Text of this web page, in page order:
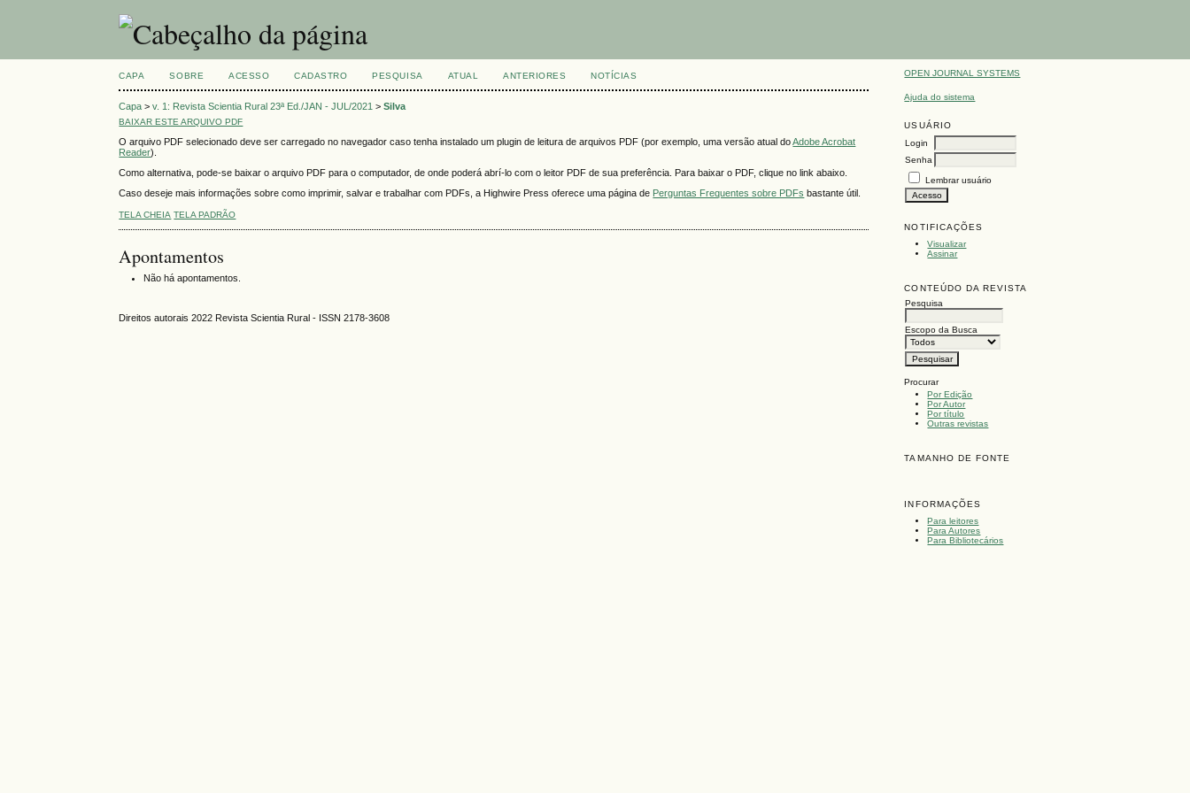
OPEN JOURNAL SYSTEMS
Ajuda do sistema
USUÁRIO
Login
Senha
Lembrar usuário
NOTIFICAÇÕES
Visualizar
Assinar
CONTEÚDO DA REVISTA
Pesquisa
Escopo da Busca
Procurar
Por Edição
Por Autor
Por título
Outras revistas
TAMANHO DE FONTE
INFORMAÇÕES
Para leitores
Para Autores
Para Bibliotecários
CAPA SOBRE ACESSO CADASTRO PESQUISA ATUAL ANTERIORES NOTÍCIAS
Capa >v. 1: Revista Scientia Rural 23ª Ed./JAN - JUL/2021 >Silva
BAIXAR ESTE ARQUIVO PDF
O arquivo PDF selecionado deve ser carregado no navegador caso tenha instalado um plugin de leitura de arquivos PDF (por exemplo, uma versão atual doAdobe Acrobat
Reader).
Como alternativa, pode-se baixar o arquivo PDF para o computador, de onde poderá abrí-lo com o leitor PDF de sua preferência. Para baixar o PDF, clique no link abaixo.
Caso deseje mais informações sobre como imprimir, salvar e trabalhar com PDFs, a Highwire Press oferece uma página de Perguntas Frequentes sobre PDFs bastante útil.
TELA CHEIA TELA PADRÃO
Apontamentos
Não há apontamentos.
Direitos autorais 2022 Revista Scientia Rural - ISSN 2178-3608